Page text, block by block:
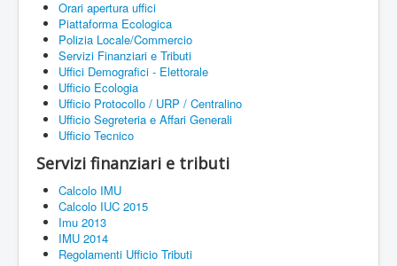
Orari apertura uffici
Piattaforma Ecologica
Polizia Locale/Commercio
Servizi Finanziari e Tributi
Uffici Demografici - Elettorale
Ufficio Ecologia
Ufficio Protocollo / URP / Centralino
Ufficio Segreteria e Affari Generali
Ufficio Tecnico
Servizi finanziari e tributi
Calcolo IMU
Calcolo IUC 2015
Imu 2013
IMU 2014
Regolamenti Ufficio Tributi